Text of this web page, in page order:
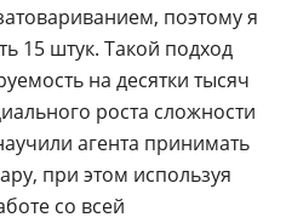
поэтому я
15 штук. Такой подход
на десятки тысяч
роста сложности
агента принимать
при этом используя
со всей